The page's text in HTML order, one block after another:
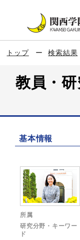
トップ 検索結果
教員・
基本情報
所属
研究分野・キーワー
ド